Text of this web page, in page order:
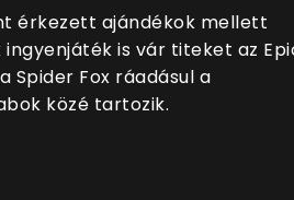
érkezett ajándékok mellett
is vár titeket az
Spider Fox ráadásul a
közé tartozik.